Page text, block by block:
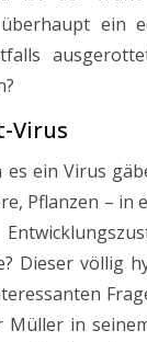
ein
Virus
es ein Virus
Pflanzen – in
Dieser völlig
Müller in